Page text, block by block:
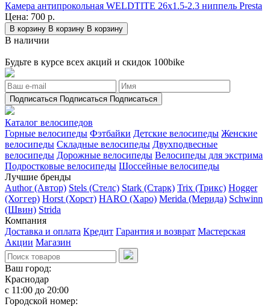
Камера антипрокольная WELDTITE 26x1.5-2.3 ниппель Presta
Цена: 700 р.
В корзину В корзину В корзину
В наличии
Будьте в курсе всех акций и скидок 100bike
Подписаться Подписаться Подписаться
Каталог велосипедов
Горные велосипеды Фэтбайки Детские велосипеды Женские
велосипеды Складные велосипеды Двухподвесные
велосипеды Дорожные велосипеды Велосипеды для экстрима
Подростковые велосипеды Шоссейные велосипеды
Лучшие бренды
Author (Автор) Stels (Стелс) Stark (Старк) Trix (Трикс) Hogger
(Хоггер) Horst (Хорст) HARO (Харо) Merida (Мерида) Schwinn
(Швин) Strida
Компания
Доставка и оплата Кредит Гарантия и возврат Мастерская
Акции Магазин
Ваш город:
Краснодар
с 11:00 до 20:00
Городской номер: